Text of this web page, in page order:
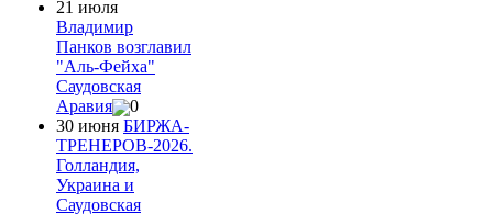
21 июля
Владимир
Панков возглавил
"Аль-Фейха"
Саудовская
Аравия
0
30 июня БИРЖА-
ТРЕНЕРОВ-2026.
Голландия,
Украина и
Саудовская